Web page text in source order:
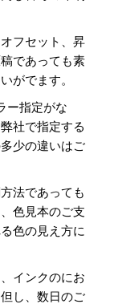
フセット、昇
であっても素
がでます。
ー指定がな
社で指定する
少の違いはご
法であっても
色見本のご支
色の見え方に
インクのにお
し、数日のご